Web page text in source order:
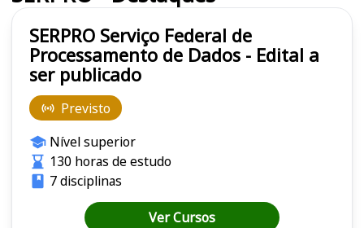
SERPRO Serviço Federal de
Processamento de Dados - Edital a
ser publicado
Previsto
Nível superior
130 horas de estudo
7 disciplinas
Ver Cursos